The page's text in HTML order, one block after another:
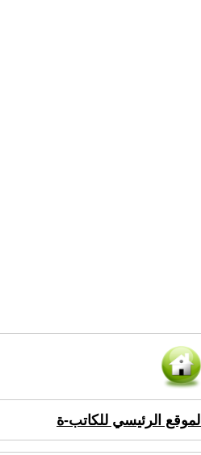
الموقع الرئيسي للكاتب-ة